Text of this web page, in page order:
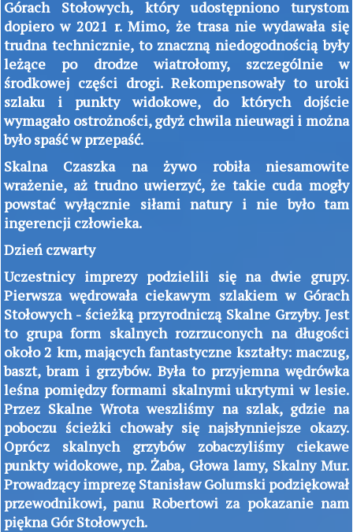
Górach Stołowych, który udostępniono turystom
dopiero w 2021 r. Mimo, że trasa nie wydawała się
trudna technicznie, to znaczną niedogodnością były
leżące po drodze wiatrołomy, szczególnie w
środkowej części drogi. Rekompensowały to uroki
szlaku i punkty widokowe, do których dojście
wymagało ostrożności, gdyż chwila nieuwagi i można
było spaść w przepaść.
Skalna Czaszka na żywo robiła niesamowite
wrażenie, aż trudno uwierzyć, że takie cuda mogły
powstać wyłącznie siłami natury i nie było tam
ingerencji człowieka.
Dzień czwarty
Uczestnicy imprezy podzielili się na dwie grupy.
Pierwsza wędrowała ciekawym szlakiem w Górach
Stołowych - ścieżką przyrodniczą Skalne Grzyby. Jest
to grupa form skalnych rozrzuconych na długości
około 2 km, mających fantastyczne kształty: maczug,
baszt, bram i grzybów. Była to przyjemna wędrówka
leśna pomiędzy formami skalnymi ukrytymi w lesie.
Przez Skalne Wrota weszliśmy na szlak, gdzie na
poboczu ścieżki chowały się najsłynniejsze okazy.
Oprócz skalnych grzybów zobaczyliśmy ciekawe
punkty widokowe, np. Żaba, Głowa lamy, Skalny Mur.
Prowadzący imprezę Stanisław Golumski podziękował
przewodnikowi, panu Robertowi za pokazanie nam
piękna Gór Stołowych.